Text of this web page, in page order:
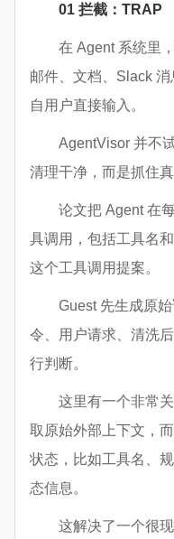
01 拦截：TRAP
在 Agent 系统里
邮件、文档、Slack
自用户直接输入。
AgentVisor 并不
清理干净，而是抓住
论文把 Agent 在
具调用，包括工具名
这个工具调用提案。
Guest 先生成原
令、用户请求、清洗
行判断。
这里有一个非常
取原始外部上下文，
状态，比如工具名、
态信息。
这解决了一个很现